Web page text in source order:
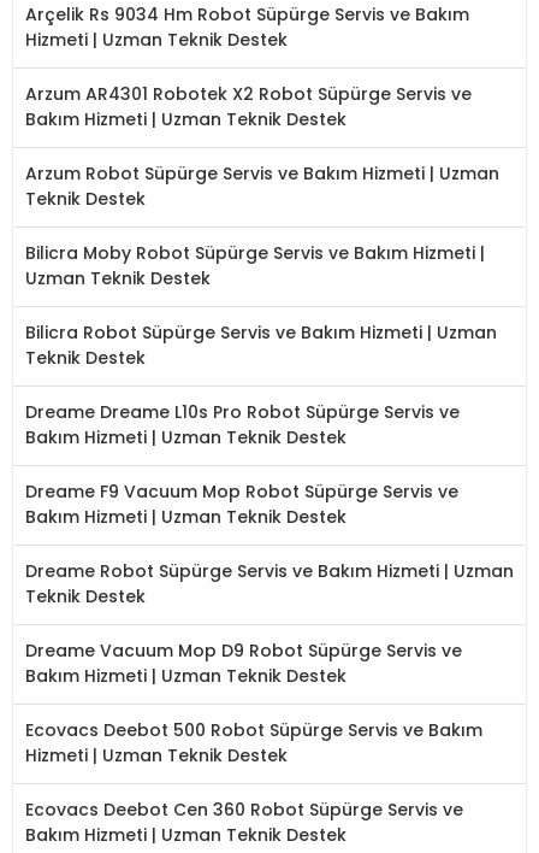
Arçelik Rs 9034 Hm Robot Süpürge Servis ve Bakım
Hizmeti | Uzman Teknik Destek
Arzum AR4301 Robotek X2 Robot Süpürge Servis ve
Bakım Hizmeti | Uzman Teknik Destek
Arzum Robot Süpürge Servis ve Bakım Hizmeti | Uzman
Teknik Destek
Bilicra Moby Robot Süpürge Servis ve Bakım Hizmeti |
Uzman Teknik Destek
Bilicra Robot Süpürge Servis ve Bakım Hizmeti | Uzman
Teknik Destek
Dreame Dreame L10s Pro Robot Süpürge Servis ve
Bakım Hizmeti | Uzman Teknik Destek
Dreame F9 Vacuum Mop Robot Süpürge Servis ve
Bakım Hizmeti | Uzman Teknik Destek
Dreame Robot Süpürge Servis ve Bakım Hizmeti | Uzman
Teknik Destek
Dreame Vacuum Mop D9 Robot Süpürge Servis ve
Bakım Hizmeti | Uzman Teknik Destek
Ecovacs Deebot 500 Robot Süpürge Servis ve Bakım
Hizmeti | Uzman Teknik Destek
Ecovacs Deebot Cen 360 Robot Süpürge Servis ve
Bakım Hizmeti | Uzman Teknik Destek